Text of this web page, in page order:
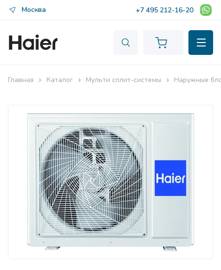
Москва +7 495 212-16-20
Главная Каталог Мульти сплит-системы Наружные